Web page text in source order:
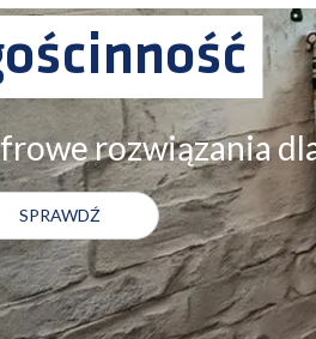
rozwiązania
SPRAWDŹ